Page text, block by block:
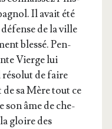
Il avait été
de la ville
bles­sé. Pen­
Vierge lui
de faire
sa Mère tout ce
son âme de che­
gloire des